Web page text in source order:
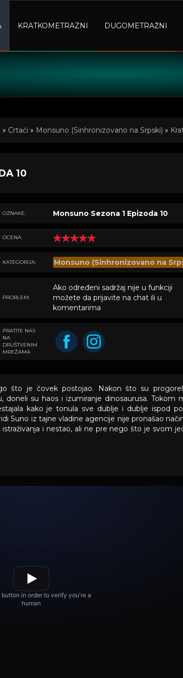
KRATKOMETRAZNI DUGOMETRAŽNI
» Crtaći » Monsuno (Sinhronizovano na Srpski) »
10
OZNAKE: Monsuno Sezona 1 Epizoda 10
OCENA:
KATEGORIJA: Monsuno (Sinhronizovano na
PROBLEM:
Ako određeni sadržaj nije u funkciji
možete da prijavite na chat ili u
komentarima
PRATITE NAS
NA
DRUŠTVENIM
MREŽAMA
što je čovek postojao. Nakon što su
su haos i izumiranje dinosaurusa. Tokom
kako je tonula sve dublje i dublje ispod
Suno iz tajne vladine agencije nije pronašao
i nestao, ali ne pre nego što je svom